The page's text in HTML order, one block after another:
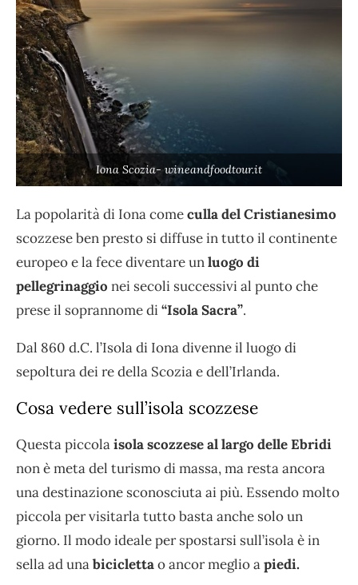
Iona Scozia- wineandfoodtour.it
La popolarità di Iona comeculla del Cristianesimo
scozzese ben presto si diffuse in tutto il continente
europeo e la fece diventare unluogo di
pellegrinaggio nei secoli successivi al punto che
prese il soprannome di“Isola Sacra”.
Dal 860 d.C. l’Isola di Iona divenne il luogo di
sepoltura dei re della Scozia e dell’Irlanda.
Cosa vedere sull’isola scozzese
Questa piccolaisola scozzese al largo delle Ebridi
non è meta del turismo di massa, ma resta ancora
una destinazione sconosciuta ai più. Essendo molto
piccola per visitarla tutto basta anche solo un
giorno. Il modo ideale per spostarsi sull’isola è in
sella ad unabiciclettao ancor meglio apiedi.